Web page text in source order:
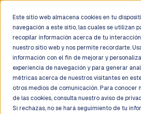
Este sitio web almacena cookies en tu
navegación a este sitio, las cuales se utilizan
recopilar información acerca de tu
nuestro sitio web y nos permite recordarte.
información con el fin de mejorar y
experiencia de navegación y para generar
métricas acerca de nuestros visitantes en
otros medios de comunicación. Para conocer
de las cookies, consulta nuestro aviso de
Si rechazas, no se hará seguimiento de tu
GuidancePlex →
Talk to an engineer